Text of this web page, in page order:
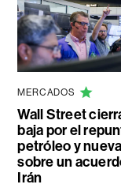
MERCADOS
Wall Street
baja por el
petróleo y
sobre un
Irán